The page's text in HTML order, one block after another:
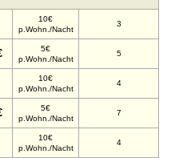
10€
p.Wohn./Nacht
3
5€
p.Wohn./Nacht
5
10€
p.Wohn./Nacht
4
5€
p.Wohn./Nacht
7
10€
p.Wohn./Nacht
4